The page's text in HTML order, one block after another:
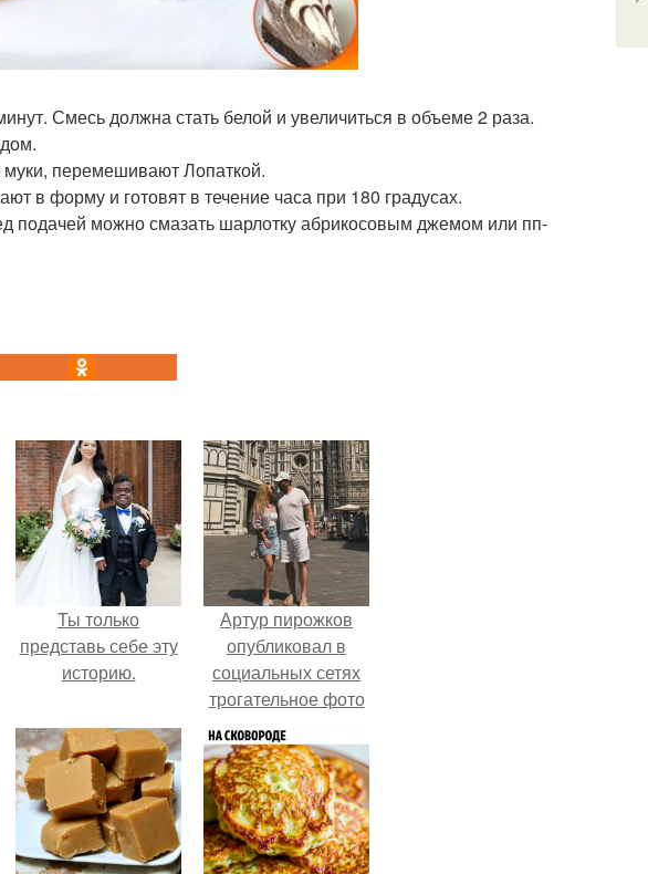
Смесь должна стать белой и увеличиться в объеме 2 раза.
перемешивают Лопаткой.
в форму и готовят в течение часа при 180 градусах.
подачей можно смазать шарлотку абрикосовым джемом или пп-
Ты только
представь себе эту
историю.
Артур пирожков
опубликовал в
социальных сетях
трогательное фото
с супругой
Анжеликой,
сделанное во
время их недавнего
путешествия в
Италию.